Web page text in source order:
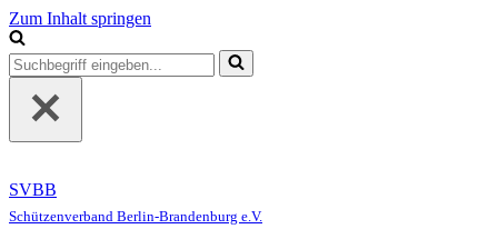
Zum Inhalt springen
Suchen
nach …
SVBB
Schützenverband Berlin-Brandenburg e.V.